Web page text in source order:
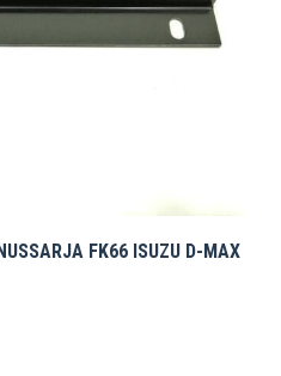
FK66 ISUZU D-MAX